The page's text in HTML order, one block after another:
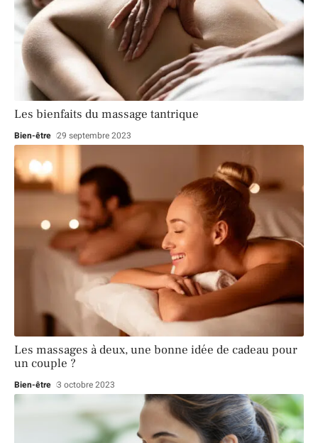
Les bienfaits du massage tantrique
Bien-être 29 septembre 2023
Les massages à deux, une bonne idée de cadeau pour
un couple ?
Bien-être 3 octobre 2023